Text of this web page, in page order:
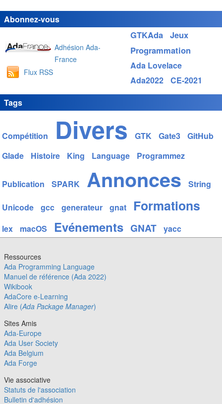
Abonnez-vous
Adhésion Ada-
France
Flux RSS
Tags
GTKAda Jeux
Programmation
Ada Lovelace
Ada2022
CE-2021
Compétition Divers GTK Gate3
GitHub
Glade
Histoire King Language Programmez
Publication SPARK Annonces String
Unicode gcc generateur gnat Formations
lex macOS Evénements GNAT yacc
Ressources
Ada Programming Language
Manuel de référence (Ada 2022)
Wikibook
AdaCore e-Learning
Alire (Ada Package Manager)
Sites Amis
Ada-Europe
Ada User Society
Ada Belgium
Ada Forge
Vie associative
Statuts de l'association
Bulletin d'adhésion